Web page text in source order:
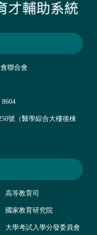
聯合會
8604
號（醫學綜合大樓後棟
高等教育司
國家教育研究院
大學考試入學分發委員會